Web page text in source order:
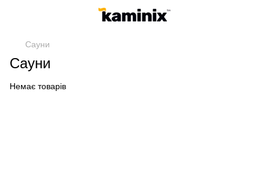
Сауни
Сауни
Немає товарів